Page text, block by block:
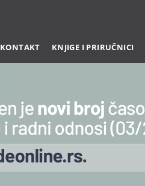
KONTAKT KNJIGE I PRIRUČNICI